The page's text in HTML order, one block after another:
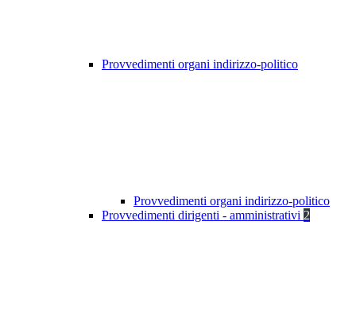
Provvedimenti organi indirizzo-politico
Provvedimenti organi indirizzo-politico
Provvedimenti dirigenti - amministrativi 2